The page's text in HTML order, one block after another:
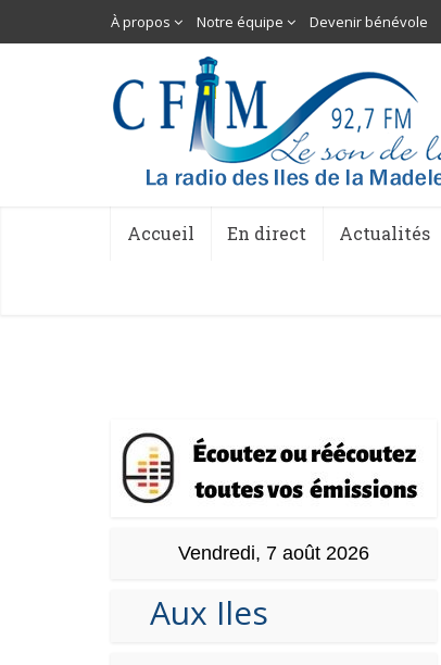
À propos Notre équipe Devenir bénévole
Accueil En direct Actualités
Vendredi, 7 août 2026
Aux Iles